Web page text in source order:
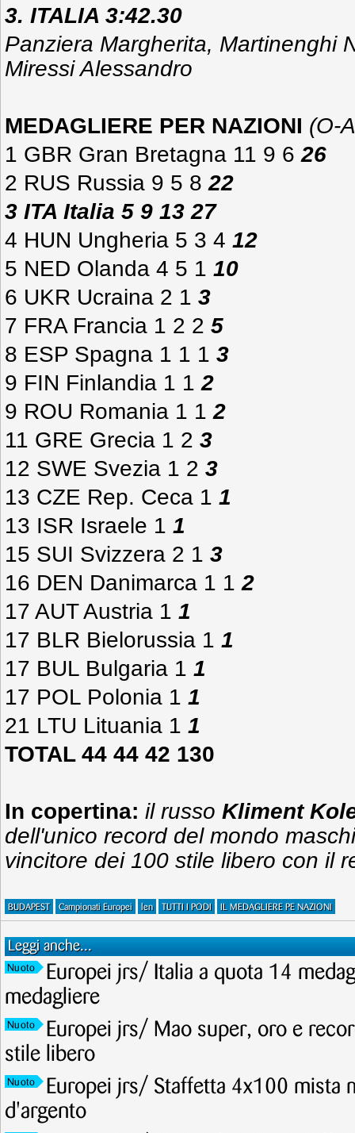
3. ITALIA 3:42.30
Panziera Margherita, Martinenghi
Miressi Alessandro
MEDAGLIERE PER NAZIONI (O-
1 GBR Gran Bretagna 11 9 626
2 RUS Russia 9 5 822
3 ITA Italia 5 9 13 27
4 HUN Ungheria 5 3 4 12
5 NED Olanda 4 5 1 10
6 UKR Ucraina 2 1 3
7 FRA Francia 1 2 2 5
8 ESP Spagna 1 1 1 3
9 FIN Finlandia 1 12
9 ROU Romania 1 12
11 GRE Grecia 1 2 3
12 SWE Svezia 1 2 3
13 CZE Rep. Ceca 1 1
13 ISR Israele 1 1
15 SUI Svizzera 2 1 3
16 DEN Danimarca 1 12
17 AUT Austria 1 1
17 BLR Bielorussia 1 1
17 BUL Bulgaria 1 1
17 POL Polonia 1 1
21 LTU Lituania 1 1
TOTAL 44 44 42 130
In copertina: il russo Kliment
dell'unico record del mondo
vincitore dei 100 stile libero con il
BUDAPEST Campionati Europei len TUTTI I PODI IL MEDAGLIERE PE NAZIONI
Leggi anche...
Nuoto
Europei jrs/ Italia a quota 14
medagliere
Nuoto
Europei jrs/ Mao super, oro e
stile libero
Nuoto
Europei jrs/ Staffetta 4x100 mista
d'argento